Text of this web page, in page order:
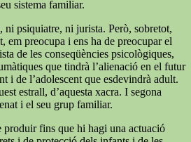
sistema familiar.
psiquiatre, ni jurista. Però, sobretot,
em preocupa i ens ha de preocupar el
de les conseqüències psicològiques,
que tindrà l’alienació en el futur
i de l’adolescent que esdevindrà adult.
estrall, d’aquesta xacra. I segona
i el seu grup familiar.
produir fins que hi hagi una actuació